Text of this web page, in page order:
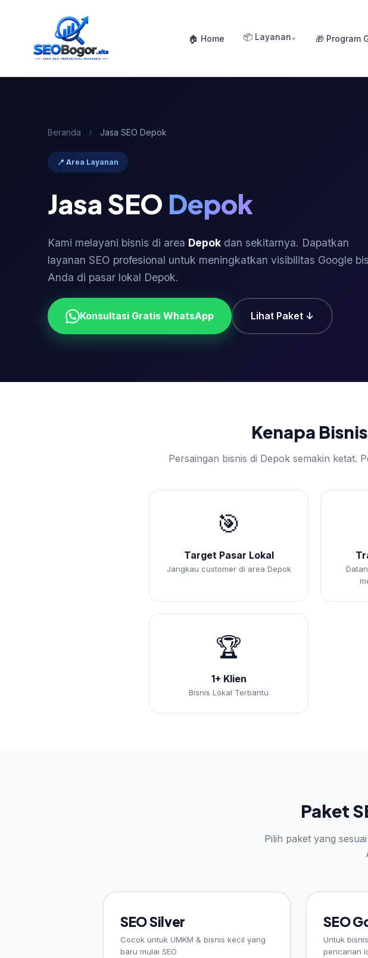
🏠 Home 📦 Layanan ▼ 🎁 Program
Beranda › Jasa SEO Depok
📍 Area Layanan
Jasa SEO Depok
Kami melayani bisnis di area Depok dan sekitarnya. Dapatkan
layanan SEO profesional untuk meningkatkan visibilitas Google
Anda di pasar lokal Depok.
Konsultasi Gratis WhatsApp Lihat Paket ↓
Kenapa
Persaingan bisnis di Depok semakin ketat.
🎯
Target Pasar Lokal
Jangkau customer di area Depok
🏆
1+ Klien
Bisnis Lokal Terbantu
Paket
Pilih paket yang
SEO Silver
Cocok untuk UMKM & bisnis kecil yang
baru mulai SEO
SEO
Untuk
pencarian